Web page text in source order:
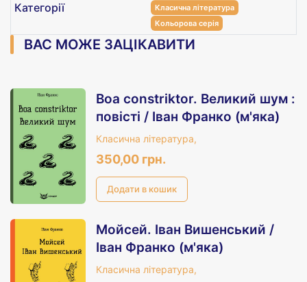
Категорії
Класична література
Кольорова серія
ВАС МОЖЕ ЗАЦІКАВИТИ
Boa constriktor. Великий шум :
повісті / Іван Франко (м'яка)
Класична література,
350,00 грн.
Мойсей. Іван Вишенський /
Іван Франко (м'яка)
Класична література,